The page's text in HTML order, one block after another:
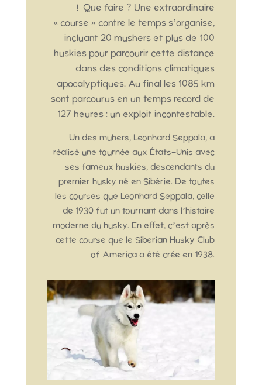
! Que faire ? Une extraordinaire
« course » contre le temps s’organise,
incluant 20 mushers et plus de 100
huskies pour parcourir cette distance
dans des conditions climatiques
apocalyptiques. Au final les 1085 km
sont parcourus en un temps record de
127 heures : un exploit incontestable.
Un des muhers, Leonhard Seppala, a
réalisé une tournée aux États-Unis avec
ses fameux huskies, descendants du
premier husky né en Sibérie. De toutes
les courses que Leonhard Seppala, celle
de 1930 fut un tournant dans l’histoire
moderne du husky. En effet, c’est après
cette course que le Siberian Husky Club
of America a été crée en 1938.